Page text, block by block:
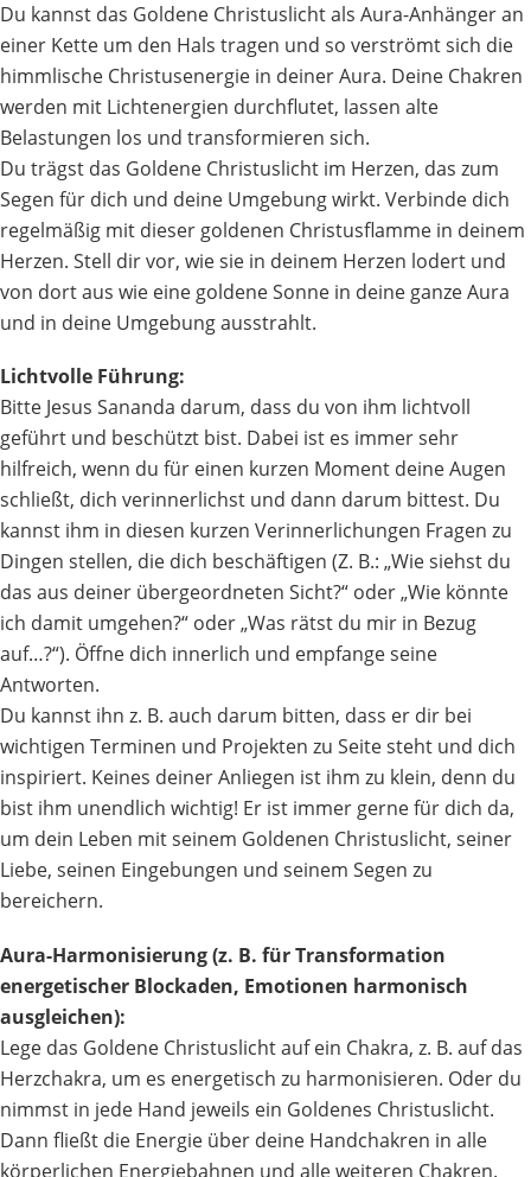
Du kannst das Goldene Christuslicht als Aura-Anhänger an
einer Kette um den Hals tragen und so verströmt sich die
himmlische Christusenergie in deiner Aura. Deine Chakren
werden mit Lichtenergien durchflutet, lassen alte
Belastungen los und transformieren sich.
Du trägst das Goldene Christuslicht im Herzen, das zum
Segen für dich und deine Umgebung wirkt. Verbinde dich
regelmäßig mit dieser goldenen Christusflamme in deinem
Herzen. Stell dir vor, wie sie in deinem Herzen lodert und
von dort aus wie eine goldene Sonne in deine ganze Aura
und in deine Umgebung ausstrahlt.
Lichtvolle Führung:
Bitte Jesus Sananda darum, dass du von ihm lichtvoll
geführt und beschützt bist. Dabei ist es immer sehr
hilfreich, wenn du für einen kurzen Moment deine Augen
schließt, dich verinnerlichst und dann darum bittest. Du
kannst ihm in diesen kurzen Verinnerlichungen Fragen zu
Dingen stellen, die dich beschäftigen (Z. B.: „Wie siehst du
das aus deiner übergeordneten Sicht?“ oder „Wie könnte
ich damit umgehen?“ oder „Was rätst du mir in Bezug
auf…?“). Öffne dich innerlich und empfange seine
Antworten.
Du kannst ihn z. B. auch darum bitten, dass er dir bei
wichtigen Terminen und Projekten zu Seite steht und dich
inspiriert. Keines deiner Anliegen ist ihm zu klein, denn du
bist ihm unendlich wichtig! Er ist immer gerne für dich da,
um dein Leben mit seinem Goldenen Christuslicht, seiner
Liebe, seinen Eingebungen und seinem Segen zu
bereichern.
Aura-Harmonisierung (z. B. für Transformation
energetischer Blockaden, Emotionen harmonisch
ausgleichen):
Lege das Goldene Christuslicht auf ein Chakra, z. B. auf das
Herzchakra, um es energetisch zu harmonisieren. Oder du
nimmst in jede Hand jeweils ein Goldenes Christuslicht.
Dann fließt die Energie über deine Handchakren in alle
körperlichen Energiebahnen und alle weiteren Chakren.